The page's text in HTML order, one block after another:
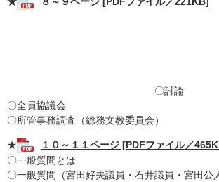
〇討論
〇全員協議会
〇所管事務調査（総務文教委員会）
★
１０～１１ページ [PDFファイル／
〇一般質問とは
〇一般質問（宮田好夫議員・石井議員・宮田公